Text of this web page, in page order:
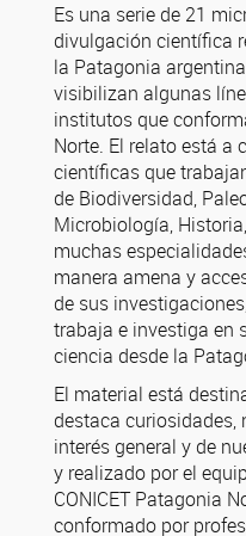
Es una serie de 21
divulgación científica
la Patagonia
visibilizan algunas
institutos que
Norte. El relato está a
científicas que
de Biodiversidad,
Microbiología,
muchas
manera amena y
de sus
trabaja e investiga en
ciencia desde la
El material está
destaca curiosidades,
interés general y de
y realizado por el
CONICET Patagonia
conformado por